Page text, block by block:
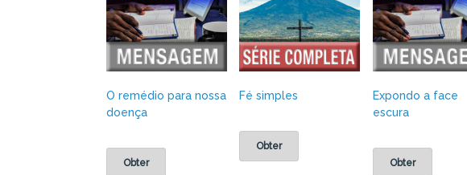
O remédio para nossa
doença
Obter
Fé simples
Obter
Expondo a face
escura
Obter